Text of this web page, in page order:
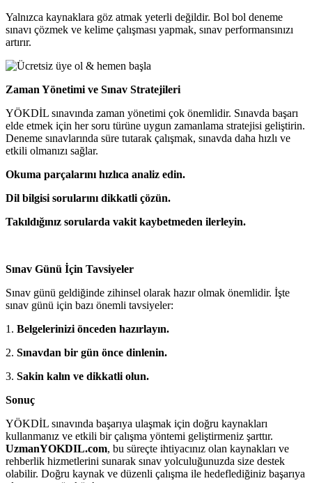
Yalnızca kaynaklara göz atmak yeterli değildir. Bol bol deneme
sınavı çözmek ve kelime çalışması yapmak, sınav performansınızı
artırır.
Zaman Yönetimi ve Sınav Stratejileri
YÖKDİL sınavında zaman yönetimi çok önemlidir. Sınavda başarı
elde etmek için her soru türüne uygun zamanlama stratejisi geliştirin.
Deneme sınavlarında süre tutarak çalışmak, sınavda daha hızlı ve
etkili olmanızı sağlar.
Okuma parçalarını hızlıca analiz edin.
Dil bilgisi sorularını dikkatli çözün.
Takıldığınız sorularda vakit kaybetmeden ilerleyin.
Sınav Günü İçin Tavsiyeler
Sınav günü geldiğinde zihinsel olarak hazır olmak önemlidir. İşte
sınav günü için bazı önemli tavsiyeler:
1. Belgelerinizi önceden hazırlayın.
2. Sınavdan bir gün önce dinlenin.
3. Sakin kalın ve dikkatli olun.
Sonuç
YÖKDİL sınavında başarıya ulaşmak için doğru kaynakları
kullanmanız ve etkili bir çalışma yöntemi geliştirmeniz şarttır.
UzmanYOKDIL.com, bu süreçte ihtiyacınız olan kaynakları ve
rehberlik hizmetlerini sunarak sınav yolculuğunuzda size destek
olabilir. Doğru kaynak ve düzenli çalışma ile hedeflediğiniz başarıya